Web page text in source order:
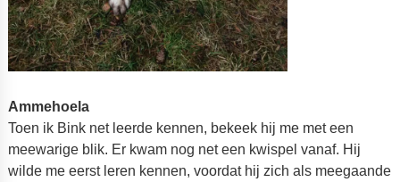
Ammehoela
Toen ik Bink net leerde kennen, bekeek hij me met een
meewarige blik. Er kwam nog net een kwispel vanaf. Hij
wilde me eerst leren kennen, voordat hij zich als meegaande